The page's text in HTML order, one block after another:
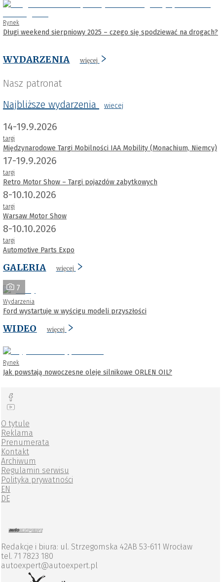
Rynek
Długi weekend sierpniowy 2025 – czego się spodziewać na drogach?
WYDARZENIA więcej
Nasz patronat
Najbliższe wydarzenia
wiecej
14-19.9.2026
targi
Międzynarodowe Targi Mobilności IAA Mobility (Monachium, Niemcy)
17-19.9.2026
targi
Retro Motor Show – Targi pojazdów zabytkowych
8-10.10.2026
targi
Warsaw Motor Show
8-10.10.2026
targi
Automotive Parts Expo
GALERIA więcej
7
Wydarzenia
Ford wystartuje w wyścigu modeli przyszłości
WIDEO więcej
Rynek
Jak powstają nowoczesne oleje silnikowe ORLEN OIL?
O tytule
Reklama
Prenumerata
Kontakt
Archiwum
Regulamin serwisu
Polityka prywatności
EN
DE
Redakcje i biura: ul. Strzegomska 42AB 53-611 Wrocław
tel. 71 7823 180
autoexpert@autoexpert.pl